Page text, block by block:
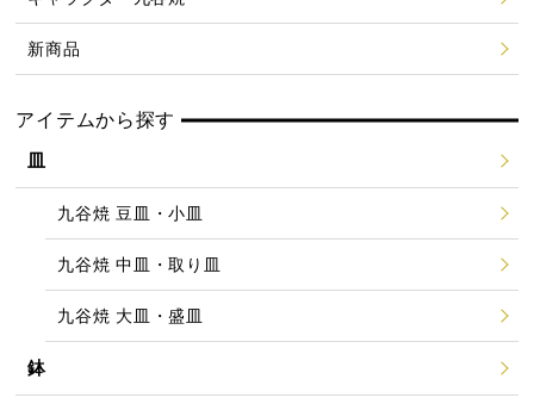
新商品
アイテムから探す
皿
九谷焼 豆皿・小皿
九谷焼 中皿・取り皿
九谷焼 大皿・盛皿
鉢